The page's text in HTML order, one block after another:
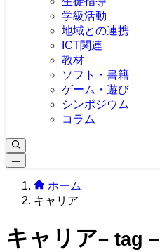
学級活動
地域との連携
ICT関連
教材
ソフト・書籍
ゲーム・遊び
シンポジウム
コラム
ホーム
キャリア
キャリア– tag –